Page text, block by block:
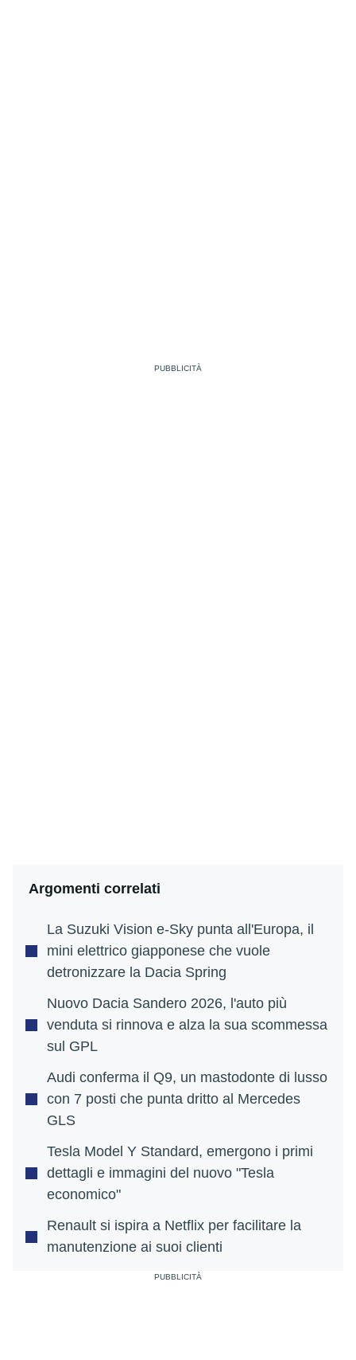
Argomenti correlati
La Suzuki Vision e-Sky punta all'Europa, il
mini elettrico giapponese che vuole
detronizzare la Dacia Spring
Nuovo Dacia Sandero 2026, l'auto più
venduta si rinnova e alza la sua scommessa
sul GPL
Audi conferma il Q9, un mastodonte di lusso
con 7 posti che punta dritto al Mercedes
GLS
Tesla Model Y Standard, emergono i primi
dettagli e immagini del nuovo "Tesla
economico"
Renault si ispira a Netflix per facilitare la
manutenzione ai suoi clienti